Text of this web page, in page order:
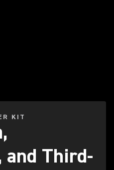
KIT
and Third-